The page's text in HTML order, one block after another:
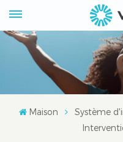
Maison
Système